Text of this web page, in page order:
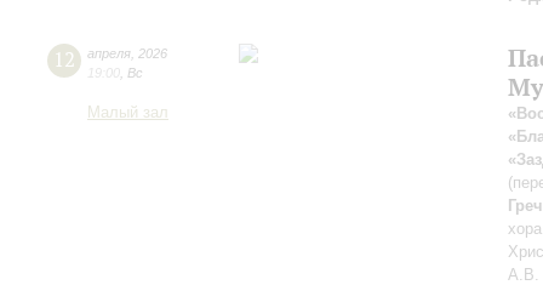
12 апреля 2026
19:00 Вс
Малый зал
А.В.